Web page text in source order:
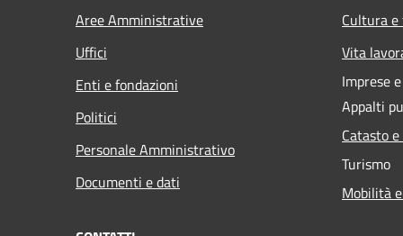
Aree Amministrative
Uffici
Enti e fondazioni
Politici
Personale Amministrativo
Documenti e dati
Cultura
Vita
Imprese
Appalti
Catasto
Turismo
Mobilità